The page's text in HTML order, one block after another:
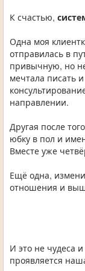
К счастью,
Одна моя
отправилась в
привычную, но
мечтала писать
направлении.
Другая после
юбку в пол и
Вместе уже
Ещё одна,
отношения и
И это не чудеса
проявляется